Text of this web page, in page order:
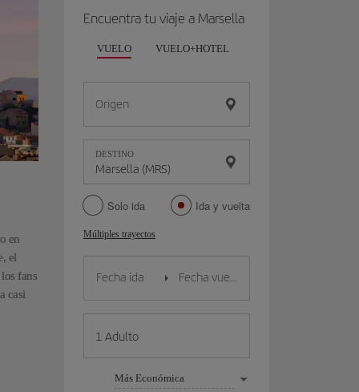
en
el
fans
casi
Encuentra tu viaje a Marsella
VUELO VUELO+HOTEL
Origen
DESTINO
Solo ida Ida y vuelta
Múltiples trayectos
Más Económica